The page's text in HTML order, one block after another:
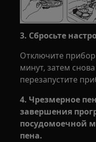
3. Сбросьте
Отключите
минут, затем
перезапустите
4. Чрезмерное
завершения
посудомоечной
пена.